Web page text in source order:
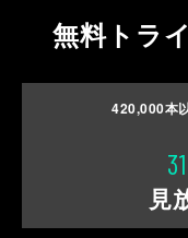
無料トラ
420,000本
31
見